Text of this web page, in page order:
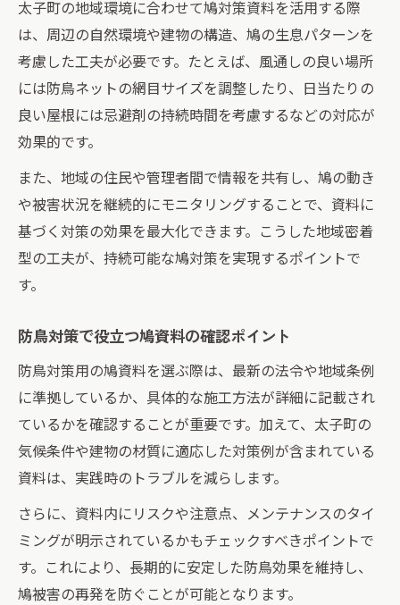
太子町の地域環境に合わせて鳩対策資料を活用する際
は、周辺の自然環境や建物の構造、鳩の生息パターンを
考慮した工夫が必要です。たとえば、風通しの良い場所
には防鳥ネットの網目サイズを調整したり、日当たりの
良い屋根には忌避剤の持続時間を考慮するなどの対応が
効果的です。
また、地域の住民や管理者間で情報を共有し、鳩の動き
や被害状況を継続的にモニタリングすることで、資料に
基づく対策の効果を最大化できます。こうした地域密着
型の工夫が、持続可能な鳩対策を実現するポイントで
す。
防鳥対策で役立つ鳩資料の確認ポイント
防鳥対策用の鳩資料を選ぶ際は、最新の法令や地域条例
に準拠しているか、具体的な施工方法が詳細に記載され
ているかを確認することが重要です。加えて、太子町の
気候条件や建物の材質に適応した対策例が含まれている
資料は、実践時のトラブルを減らします。
さらに、資料内にリスクや注意点、メンテナンスのタイ
ミングが明示されているかもチェックすべきポイントで
す。これにより、長期的に安定した防鳥効果を維持し、
鳩被害の再発を防ぐことが可能となります。